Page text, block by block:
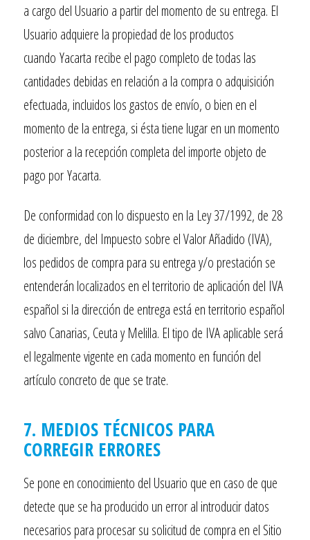
a cargo del Usuario a partir del momento de su entrega. El
Usuario adquiere la propiedad de los productos
cuando Yacarta recibe el pago completo de todas las
cantidades debidas en relación a la compra o adquisición
efectuada, incluidos los gastos de envío, o bien en el
momento de la entrega, si ésta tiene lugar en un momento
posterior a la recepción completa del importe objeto de
pago porYacarta.
De conformidad con lo dispuesto en la Ley 37/1992, de 28
de diciembre, del Impuesto sobre el Valor Añadido (IVA),
los pedidos de compra para su entrega y/o prestación se
entenderán localizados en el territorio de aplicación del IVA
español si la dirección de entrega está en territorio español
salvo Canarias, Ceuta y Melilla. El tipo de IVA aplicable será
el legalmente vigente en cada momento en función del
artículo concreto de que se trate.
7. MEDIOS TÉCNICOS PARA
CORREGIR ERRORES
Se pone en conocimiento del Usuario que en caso de que
detecte que se ha producido un error al introducir datos
necesarios para procesar su solicitud de compra en el Sitio